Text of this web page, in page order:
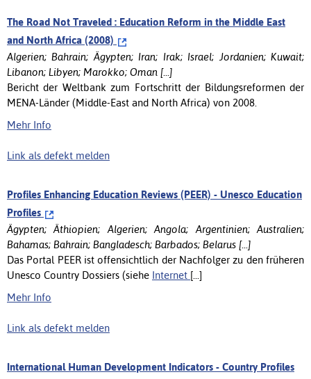
The Road Not Traveled : Education Reform in the Middle East
and North Africa (2008)
Algerien; Bahrain; Ägypten; Iran; Irak; Israel; Jordanien; Kuwait;
Libanon; Libyen; Marokko; Oman [...]
Bericht der Weltbank zum Fortschritt der Bildungsreformen der
MENA-Länder (Middle-East and North Africa) von 2008.
Mehr Info
Link als defekt melden
Profiles Enhancing Education Reviews (PEER) - Unesco Education
Profiles
Ägypten; Äthiopien; Algerien; Angola; Argentinien; Australien;
Bahamas; Bahrain; Bangladesch; Barbados; Belarus [...]
Das Portal PEER ist offensichtlich der Nachfolger zu den früheren
Unesco Country Dossiers (siehe Internet [...]
Mehr Info
Link als defekt melden
International Human Development Indicators - Country Profiles